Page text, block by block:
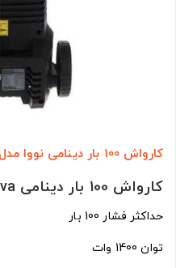
کارواش 100 بار دینامی نووا مدل 4100
کارواش 100 بار دینامی Nova مدل 4100
حداکثر فشار 100 بار
توان 1400 وات